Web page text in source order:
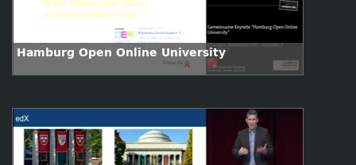
Hamburg Open Online University